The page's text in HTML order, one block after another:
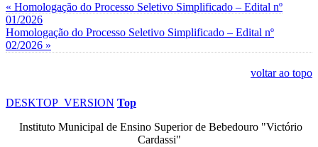
« Homologação do Processo Seletivo Simplificado – Edital nº
01/2026
Homologação do Processo Seletivo Simplificado – Edital nº
02/2026 »
voltar ao topo
DESKTOP_VERSION Top
Instituto Municipal de Ensino Superior de Bebedouro "Victório
Cardassi"